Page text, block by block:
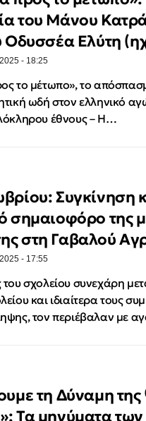
του Μάνου
Οδυσσέα Ελύτη
- 18:25
το μέτωπο», το
ωδή στον ελληνικό
έθνους – Η…
Συγκίνηση
σημαιοφόρο της
στη Γαβαλού
- 17:55
του σχολείου συνεχάρη
και ιδιαίτερα τους
τον περιέβαλαν με
τη Δύναμη
Τα μηνύματα